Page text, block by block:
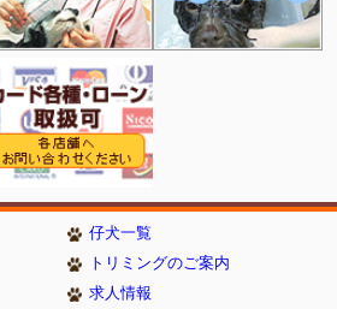
仔犬一覧
トリミングのご案内
求人情報